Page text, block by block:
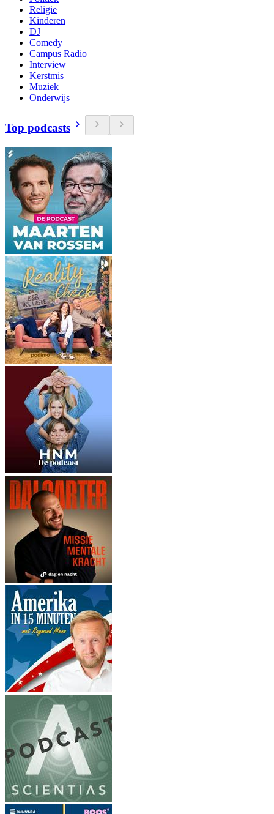
Religie
Kinderen
DJ
Comedy
Campus Radio
Interview
Kerstmis
Muziek
Onderwijs
Top podcasts